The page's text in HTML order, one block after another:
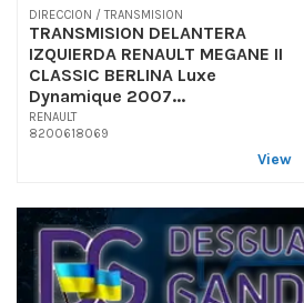
DIRECCION / TRANSMISION
TRANSMISION DELANTERA
IZQUIERDA RENAULT MEGANE II
CLASSIC BERLINA Luxe
Dynamique 2007...
RENAULT
8200618069
View